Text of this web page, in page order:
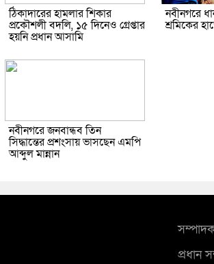
ঠিকাদারের হামলার শিকার
প্রকৌশলী বদলি, ১৫ দিনেও গ্রেপ্তার
হয়নি প্রধান আসামি
নবীনগরে
শ্রমিকের
নবীনগরে জনবান্ধব তিন
সিদ্ধান্তের প্রশংসায় ভাসছেন এমপি
আব্দুল মান্নান
প্রধান